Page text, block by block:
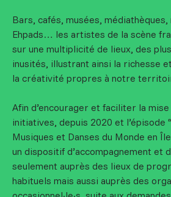
Bars, cafés, musées, médiathèques,
Ehpads… les artistes de la scène
sur une multiplicité de lieux, des
inusités, illustrant ainsi la richesse et
la créativité propres à notre
Afin d’encourager et faciliter la
initiatives, depuis 2020 et l’épisode
Musiques et Danses du Monde en
un dispositif d’accompagnement et
seulement auprès des lieux de
habituels mais aussi auprès des